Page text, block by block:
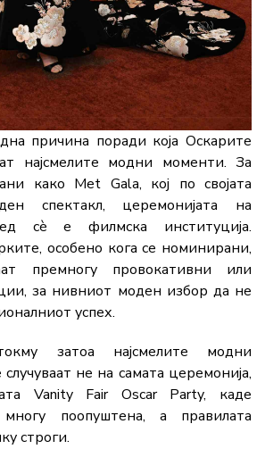
причина поради којаОскарите
најсмелите модни моменти. За
како Met Gala, кој по својата
спектакл, церемонијата на
сèефилмска институција.
особено когасе номинирани,
премногу провокативни или
за нивниот моден избор да не
успех.
затоа најсмелите модни
случуваат не на самата церемонија,
Vanity Fair Oscar Party, каде
многу поопуштена, а правилата
строги.